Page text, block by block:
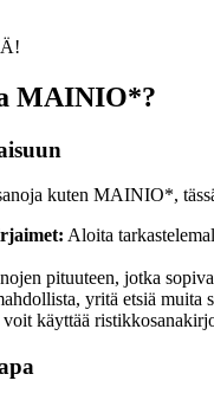
MAINIO*?
kuten MAINIO*,
Aloita
pituuteen, jotka
yritä etsiä
voit käyttää